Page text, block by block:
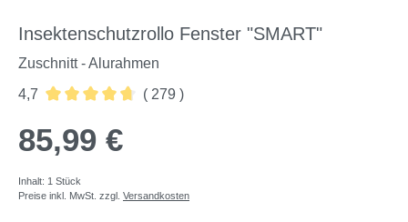
Insektenschutzrollo Fenster "SMART"
Zuschnitt - Alurahmen
4,7
( 279 )
85,99 €
Inhalt: 1 Stück
Preise inkl. MwSt. zzgl. Versandkosten